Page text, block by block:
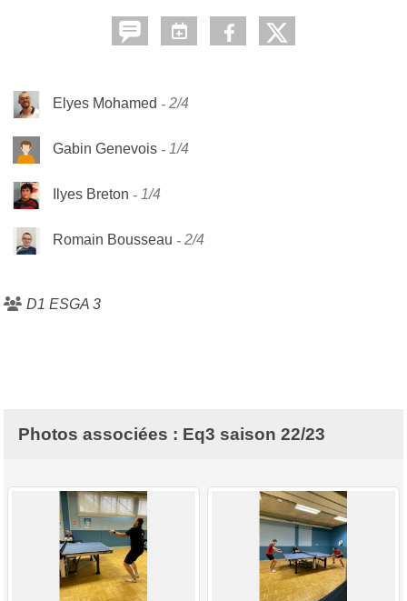
Elyes Mohamed 2/4
Gabin Genevois 1/4
Ilyes Breton 1/4
Romain Bousseau 2/4
D1 ESGA 3
Photos associées : Eq3 saison 22/23